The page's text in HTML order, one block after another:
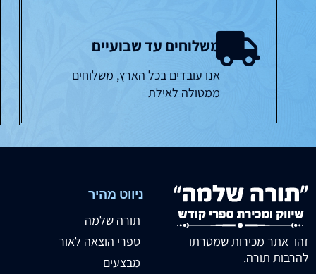
משלוחים עד שבועיים
אנו עובדים בכל הארץ, משלוחים
ממטולה לאילת
זהו אתר מכירות שמטרתו
להרבות תורה.
ניווט מהיר
תורה שלמה
ספרי הוצאה לאור
מבצעים